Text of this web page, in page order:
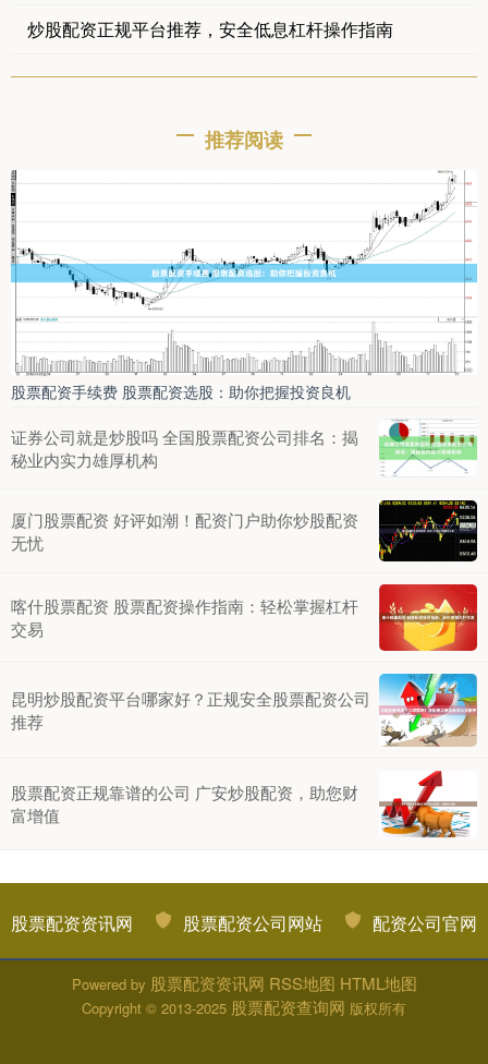
炒股配资正规平台推荐，安全低息杠杆操作指南
推荐阅读
股票配资手续费 股票配资选股：助你把握投资良机
证券公司就是炒股吗 全国股票配资公司排名：揭
秘业内实力雄厚机构
厦门股票配资 好评如潮！配资门户助你炒股配资
无忧
喀什股票配资 股票配资操作指南：轻松掌握杠杆
交易
昆明炒股配资平台哪家好？正规安全股票配资公司
推荐
股票配资正规靠谱的公司 广安炒股配资，助您财
富增值
股票配资资讯网 股票配资公司网站 配资公司官网
Powered by 股票配资资讯网 RSS地图 HTML地图
Copyright © 2013-2025 股票配资查询网 版权所有